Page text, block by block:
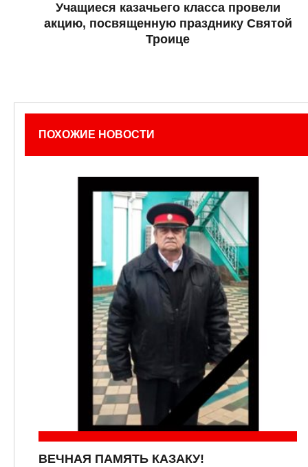
Учащиеся казачьего класса провели
акцию, посвященную празднику Святой
Троице
ПОХОЖИЕ НОВОСТИ
ВЕЧНАЯ ПАМЯТЬ КАЗАКУ!